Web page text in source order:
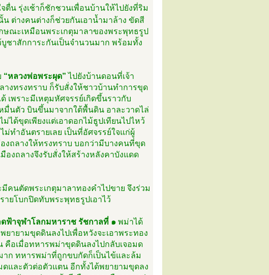
ตื่น รุ่งเช้าก็ชักชวนเพื่อนบ้านให้ไปยังที่ริม
น ต่างคนต่างก็ช่วยกันเอาน้ำมาล้าง ขัดสี
ณะเหมือนพระเกตุมาลาของพระพุทธรูป
ชาสักการะกันเป็นจำนวนมาก พร้อมทั้ง
“หลวงพ่อพระผุด” ไปยังบ้านดอนที่เจ้า
างทรงทราบ ก็รับสั่งให้ชาวบ้านทำการขุด
พราะมีเหตุมหัศจรรย์เกิดขึ้นราวกับ
นตัว บินขึ้นมาจากใต้พื้นดิน อาละวาดไล่
ด้ขุดเพียงแต่เอาดอกไม้ธูปเทียนไปไหว้
ทำอันตรายเลย เป็นที่อัศจรรย์ใจแก่ผู้
งถลางให้ทรงทราบ บอกว่ามีบางคนที่ขุด
งถลางจึงรับสั่งให้สร้างหลังคาบังแดด
คนตัดพระเกตุมาลาทองคำไปขาย จึงร่วม
ยโบกปิดทับพระพุทธรูปเอาไว้
ฟ้าจุฬาโลกมหาราช รัชกาลที่ ๑ พม่าได้
ายามขุดดินลงไปเพื่อหวังจะเอาพระทอง
คือเมื่อทหารพม่าขุดดินลงไปกลับเจอมด
ก ทหารพม่าที่ถูกขบกัดก็เป็นไข้และล้ม
ดและตัวต่อตัวแตน อีกทั้งได้พยายามขุดลง